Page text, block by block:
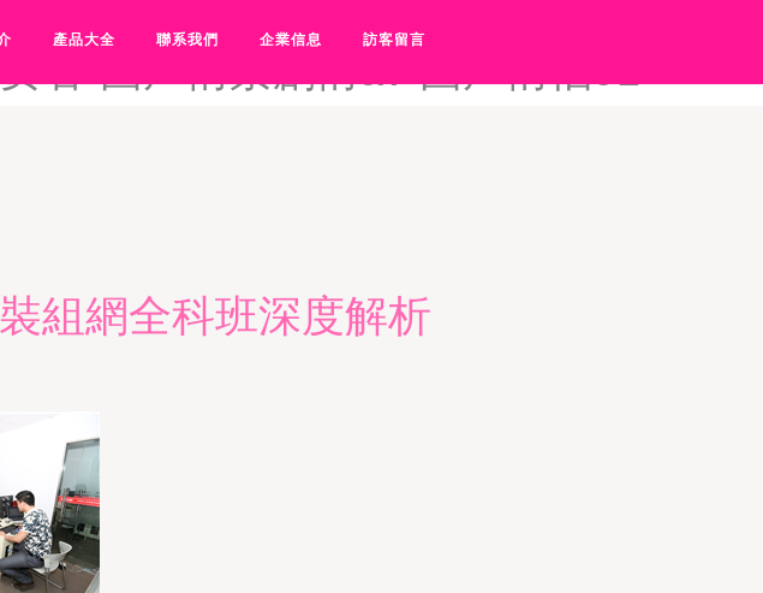
香-国产青榴社区91-国产青青91-国产
產品大全 聯系我們 企業信息 訪客留言
組網全科班深度解析